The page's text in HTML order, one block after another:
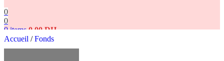
0
0
0items 0,00DH
Accueil / Fonds